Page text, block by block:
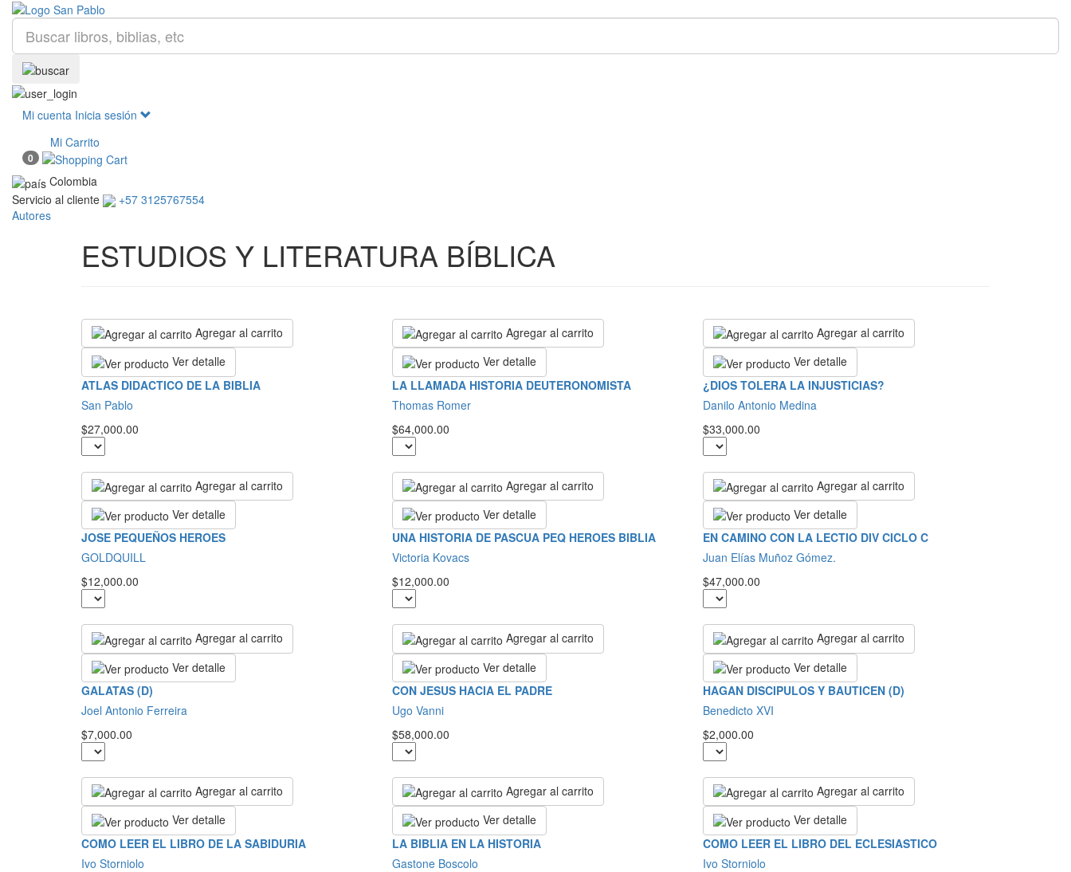
Mi cuenta Inicia sesión
Mi Carrito
0
Colombia
Servicio al cliente
+57 3125767554
Autores
ESTUDIOS Y LITERATURA BÍBLICA
Agregar al carrito
Ver detalle
ATLAS DIDACTICO DE LA BIBLIA
San Pablo
$27,000.00
Agregar al carrito
Ver detalle
LA LLAMADA HISTORIA DEUTERONOMISTA
Thomas Romer
$64,000.00
Agregar al carrito
Ver detalle
¿DIOS TOLERA LA INJUSTICIAS?
Danilo Antonio Medina
$33,000.00
Agregar al carrito
Ver detalle
JOSE PEQUEÑOS HEROES
GOLDQUILL
$12,000.00
Agregar al carrito
Ver detalle
UNA HISTORIA DE PASCUA PEQ HEROES BIBLIA
Victoria Kovacs
$12,000.00
Agregar al carrito
Ver detalle
EN CAMINO CON LA LECTIO DIV CICLO C
Juan Elías Muñoz Gómez.
$47,000.00
Agregar al carrito
Ver detalle
GALATAS (D)
Joel Antonio Ferreira
$7,000.00
Agregar al carrito
Ver detalle
CON JESUS HACIA EL PADRE
Ugo Vanni
$58,000.00
Agregar al carrito
Ver detalle
HAGAN DISCIPULOS Y BAUTICEN (D)
Benedicto XVI
$2,000.00
Agregar al carrito
Ver detalle
COMO LEER EL LIBRO DE LA SABIDURIA
Ivo Storniolo
Agregar al carrito
Ver detalle
LA BIBLIA EN LA HISTORIA
Gastone Boscolo
Agregar al carrito
Ver detalle
COMO LEER EL LIBRO DEL ECLESIASTICO
Ivo Storniolo